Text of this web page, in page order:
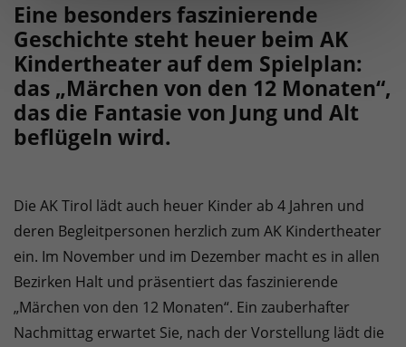
Eine besonders faszinierende
Geschichte steht heuer beim AK
Kindertheater auf dem Spielplan:
das „Märchen von den 12 Monaten“,
das die Fantasie von Jung und Alt
beflügeln wird.
Die AK Tirol lädt auch heuer Kinder ab 4 Jahren und
deren Begleitpersonen herzlich zum AK Kindertheater
ein. Im November und im Dezember macht es in allen
Bezirken Halt und präsentiert das faszinierende
„Märchen von den 12 Monaten“. Ein zauberhafter
Nachmittag erwartet Sie, nach der Vorstellung lädt die